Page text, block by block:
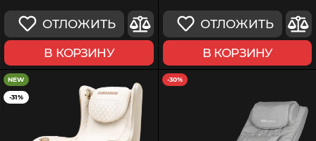
ОТЛОЖИТЬ
В КОРЗИНУ
ОТЛОЖИТЬ
В КОРЗИНУ
NEW
-31%
-30%